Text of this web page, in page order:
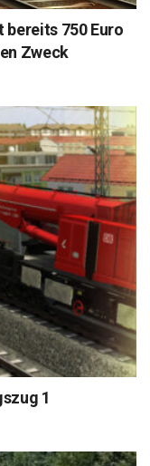
bereits 750 Euro
Zweck
1